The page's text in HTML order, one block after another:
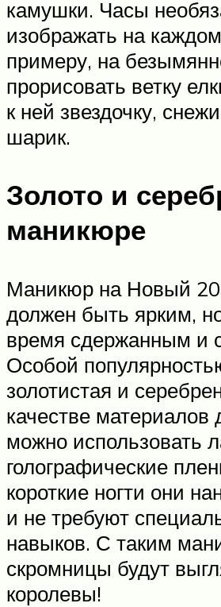
камушки. Часы
изображать на каждом
примеру, на
прорисовать ветку
к ней звездочку,
шарик.
Золото и
маникюре
Маникюр на Новый
должен быть ярким,
время сдержанным и
Особой
золотистая и
качестве материалов
можно использовать
голографические
короткие ногти они
и не требуют
навыков. С таким
скромницы будут
королевы!